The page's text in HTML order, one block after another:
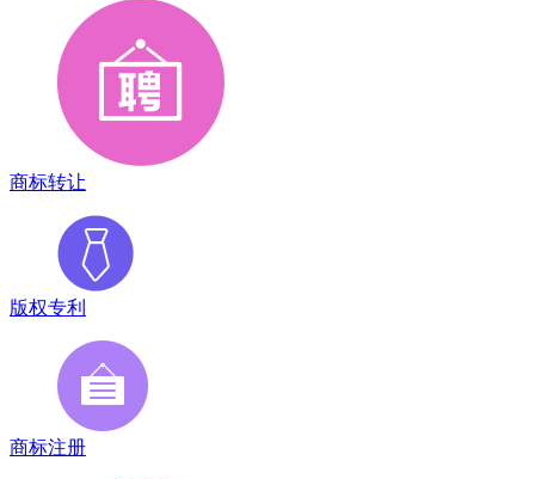
商标转让
版权专利
商标注册